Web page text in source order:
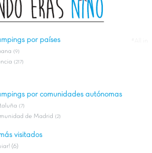
por países
(9)
(217)
por comunidades autónomas
(7)
de Madrid (2)
visitados
(6)